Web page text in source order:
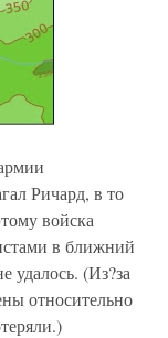
Ричард, в то
войска
в ближний
удалось. (Из?за
относительно